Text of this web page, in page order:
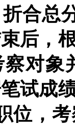
合总
后，
对象
试成
位，